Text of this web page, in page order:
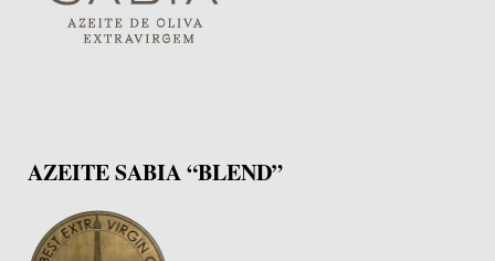
AZEITE SABIA “BLEND”